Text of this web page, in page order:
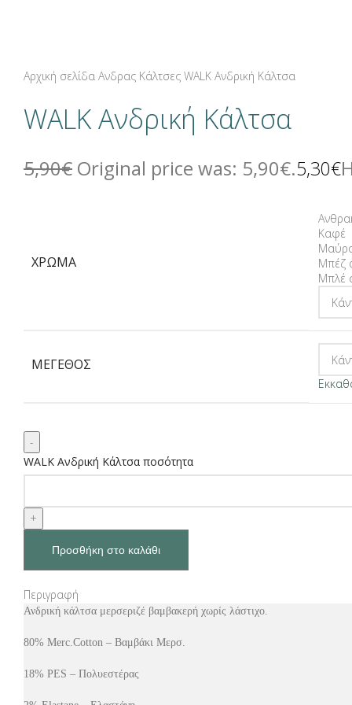
Αρχική σελίδα Ανδρας Κάλτσες WALK Ανδρική Κάλτσα
WALK Ανδρική Κάλτσα
5,90€ Original price was: 5,90€.5,30€
ΧΡΏΜΑ
Καφέ
Μπέζ
Μπλέ
ΜΈΓΕΘΟΣ
WALK Ανδρική Κάλτσα ποσότητα
Προσθήκη στο καλάθι
Περιγραφή
Ανδρική κάλτσα μερσεριζέ βαμβακερή χωρίς λάστιχο.
80% Merc.Cotton – Βαμβάκι Μερσ.
18% PES – Πολυεστέρας